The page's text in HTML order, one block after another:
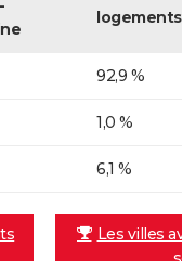
logements
92,9 %
1,0 %
6,1 %
Les villes